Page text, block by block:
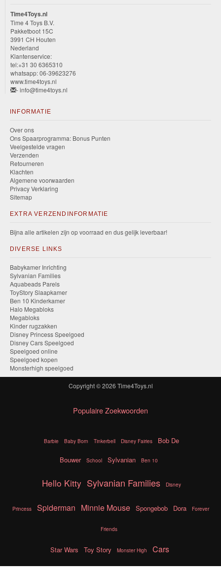
Time4Toys.nl
Time 4 Toys B.V.
Pakketboot 15C
3991 CH Houten
Nederland
Klantenservice:
tel:+31 30 6365310
whatsapp: 06-39623276
www.time4toys.nl
- info@time4toys.nl
INFORMATIE
Over ons
Ons Spaarprogramma: Bonus Punten
Veelgestelde vragen
Verzenden
Retourneren
Klachten
Algemene voorwaarden
Privacy Verklaring
Sitemap
EXTRA VERZENDINFORMATIE
Bijna alle artikelen zijn op voorraad en dus gelijk leverbaar!
DIVERSE LINKS
Babykamer Inrichting
Sylvanian Families
Aquabeads Parels
ToyStory Slaapkamer
Ben 10 Kinderkamer
Halo Megabloks
Megabloks
Kinder rugzakken
Disney Princess Speelgoed
Disney Cars Speelgoed
Speelgoed online
Speelgoed kopen
Monsterhigh speelgoed
Copyright © 2026 Time4Toys.nl
Populaire Zoekwoorden
Barbie Baby Born Tinkerbell Disney Fairies Bob De
Bouwer School Sylvanian Ben 10
Hello Kitty Sylvanian Families Disney
Princess Spiderman Minnie Mouse Spongebob Dora Forever
Friends
Star Wars Toy Story Monster High Cars